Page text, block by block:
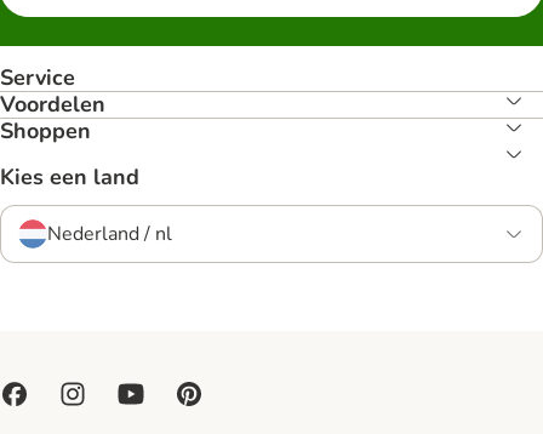
Service
Voordelen
Shoppen
Kies een land
Nederland / nl